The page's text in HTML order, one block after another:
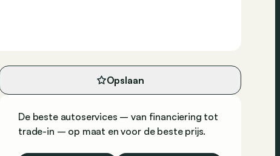
Opslaan
De beste autoservices – van financiering tot
trade-in – op maat en voor de beste prijs.